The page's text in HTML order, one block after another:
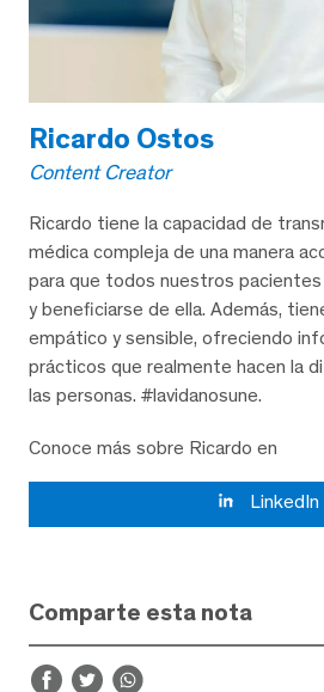
Ricardo Ostos
Content Creator
Ricardo tiene la capacidad de
médica compleja de una manera
para que todos nuestros
y beneficiarse de ella. Además,
empático y sensible, ofreciendo
prácticos que realmente hacen la
las personas. #lavidanosune.
Conoce más sobre Ricardo en
LinkedIn
Comparte esta nota